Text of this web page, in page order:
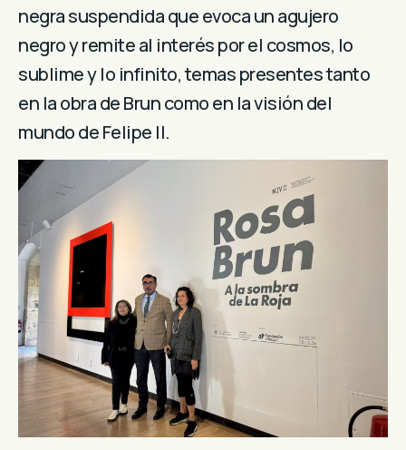
negra suspendida que evoca un agujero
negro y remite al interés por el cosmos, lo
sublime y lo infinito, temas presentes tanto
en la obra de Brun como en la visión del
mundo de Felipe II.